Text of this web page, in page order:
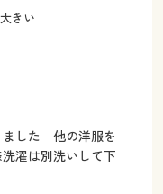
大きい
ました 他の洋服を
濯は別洗いして下